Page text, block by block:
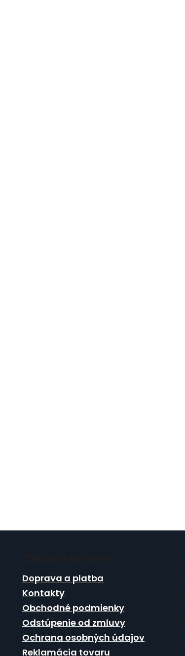
Z
Doprava a platba
Kontakty
Obchodné podmienky
Odstúpenie od zmluvy
Ochrana osobných údajov
Reklamácia tovaru